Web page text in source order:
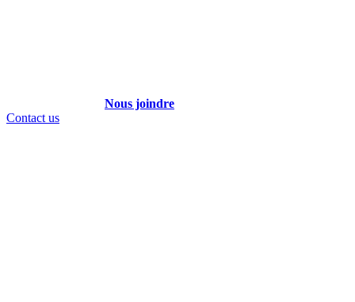
Nous joindre
Contact us